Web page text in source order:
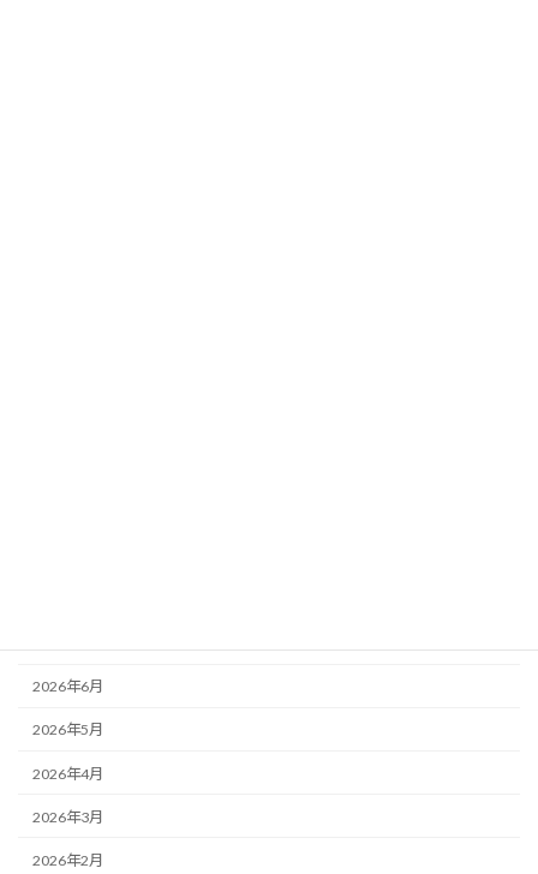
2026年6月
2026年5月
2026年4月
2026年3月
2026年2月